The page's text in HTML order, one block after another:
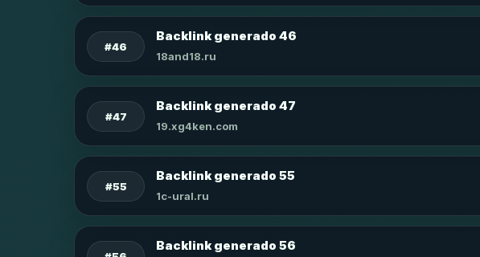
#46
Backlink generado 46
18and18.ru
#47
Backlink generado 47
19.xg4ken.com
#55
Backlink generado 55
1c-ural.ru
Backlink generado 56